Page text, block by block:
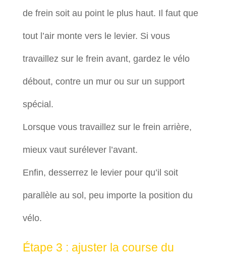
de frein soit au point le plus haut. Il faut que
tout l’air monte vers le levier. Si vous
travaillez sur le frein avant, gardez le vélo
débout, contre un mur ou sur un support
spécial.
Lorsque vous travaillez sur le frein arrière,
mieux vaut surélever l’avant.
Enfin, desserrez le levier pour qu’il soit
parallèle au sol, peu importe la position du
vélo.
Étape 3 : ajuster la course du